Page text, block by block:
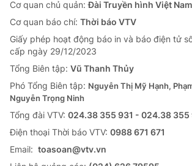
Cơ quan chủ quản:Đài Truyền hình Việt Nam
Cơ quan báo chí: Thời báo VTV
Giấy phép hoạt động báo in và báo điện tử
cấp ngày 29/12/2023
Tổng Biên tập: Vũ Thanh Thủy
Phó Tổng Biên tập: Nguyễn Thị Mỹ Hạnh,
Nguyễn Trọng Ninh
Tổng đài VTV: 024.38 355 931 - 024.38 355
Ðiện thoại Thời báo VTV: 0988 671 671
Email: toasoan@vtv.vn